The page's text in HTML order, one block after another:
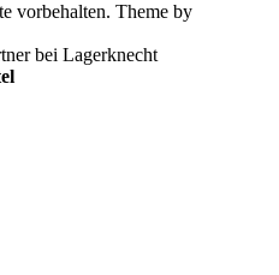
vorbehalten. Theme by